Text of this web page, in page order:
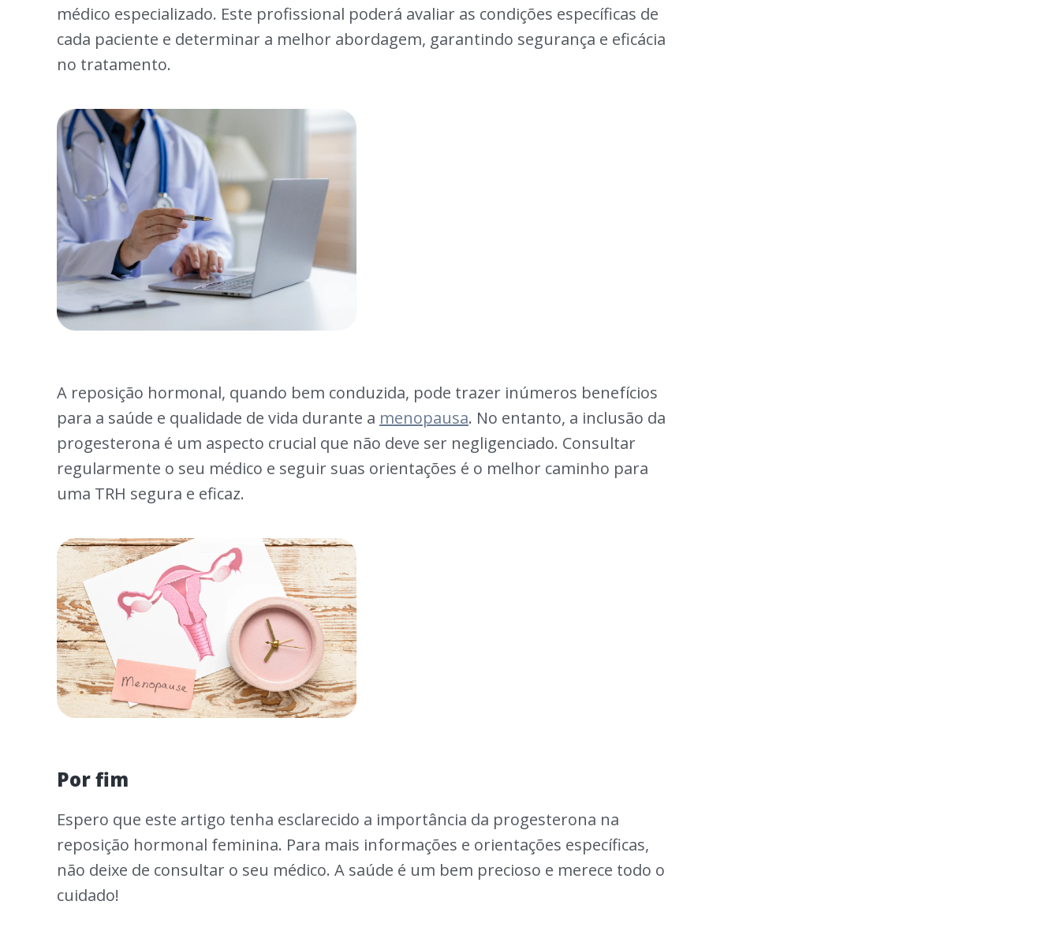
médico especializado. Este profissional poderá avaliar as condições específicas de
cada paciente e determinar a melhor abordagem, garantindo segurança e eficácia
no tratamento.
A reposição hormonal, quando bem conduzida, pode trazer inúmeros benefícios
para a saúde e qualidade de vida durante a menopausa. No entanto, a inclusão da
progesterona é um aspecto crucial que não deve ser negligenciado. Consultar
regularmente o seu médico e seguir suas orientações é o melhor caminho para
uma TRH segura e eficaz.
Por fim
Espero que este artigo tenha esclarecido a importância da progesterona na
reposição hormonal feminina. Para mais informações e orientações específicas,
não deixe de consultar o seu médico. A saúde é um bem precioso e merece todo o
cuidado!